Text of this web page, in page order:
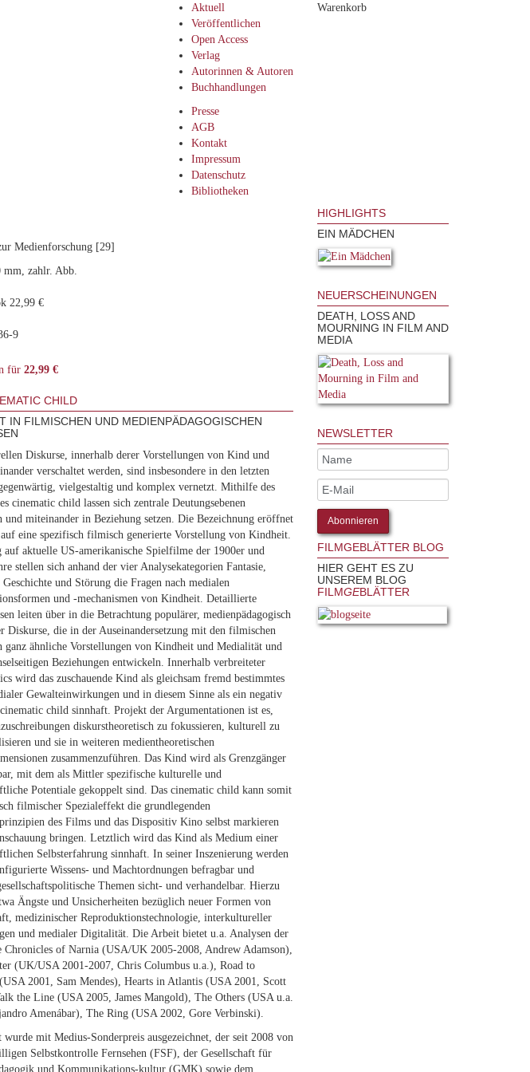
Aktuell
Veröffentlichen
Open Access
Verlag
Autorinnen & Autoren
Buchhandlungen
Presse
AGB
Kontakt
Impressum
Datenschutz
Bibliotheken
Warenkorb
Medienforschung [29]
mm, zahlr. Abb.
22,99 €
9
für 22,99 €
CHILD
IN FILMISCHEN UND MEDIENPÄDAGOGISCHEN
Diskurse, innerhalb derer Vorstellungen von Kind und
verschaltet werden, sind insbesondere in den letzten
vielgestaltig und komplex vernetzt. Mithilfe des
cinematic child lassen sich zentrale Deutungsebenen
und miteinander in Beziehung setzen. Die Bezeichnung eröffnet
eine spezifisch filmisch generierte Vorstellung von Kindheit.
auf aktuelle US-amerikanische Spielfilme der 1900er und
stellen sich anhand der vier Analysekategorien Fantasie,
und Störung die Fragen nach medialen
und -mechanismen von Kindheit. Detaillierte
leiten über in die Betrachtung populärer, medienpädagogisch
Diskurse, die in der Auseinandersetzung mit den filmischen
ganz ähnliche Vorstellungen von Kindheit und Medialität und
Beziehungen entwickeln. Innerhalb verbreiteter
wird das zuschauende Kind als gleichsam fremd bestimmtes
Gewalteinwirkungen und in diesem Sinne als ein negativ
child sinnhaft. Projekt der Argumentationen ist es,
diskurstheoretisch zu fokussieren, kulturell zu
und sie in weiteren medientheoretischen
zusammenzuführen. Das Kind wird als Grenzgänger
mit dem als Mittler spezifische kulturelle und
Potentiale gekoppelt sind. Das cinematic child kann somit
filmischer Spezialeffekt die grundlegenden
des Films und das Dispositiv Kino selbst markieren
bringen. Letztlich wird das Kind als Medium einer
Selbsterfahrung sinnhaft. In seiner Inszenierung werden
Wissens- und Machtordnungen befragbar und
Themen sicht- und verhandelbar. Hierzu
Ängste und Unsicherheiten bezüglich neuer Formen von
medizinischer Reproduktionstechnologie, interkultureller
und medialer Digitalität. Die Arbeit bietet u.a. Analysen der
Chronicles of Narnia (USA/UK 2005-2008, Andrew Adamson),
(UK/USA 2001-2007, Chris Columbus u.a.), Road to
2001, Sam Mendes), Hearts in Atlantis (USA 2001, Scott
the Line (USA 2005, James Mangold), The Others (USA u.a.
Amenábar), The Ring (USA 2002, Gore Verbinski).
mit Medius-Sonderpreis ausgezeichnet, der seit 2008 von
Selbstkontrolle Fernsehen (FSF), der Gesellschaft für
und Kommunikations-kultur (GMK) sowie dem
HIGHLIGHTS
EIN MÄDCHEN
NEUERSCHEINUNGEN
DEATH, LOSS AND
MOURNING IN FILM AND
MEDIA
NEWSLETTER
FILMGEBLÄTTER BLOG
HIER GEHT ES ZU
UNSEREM BLOG
FILMGEBLÄTTER